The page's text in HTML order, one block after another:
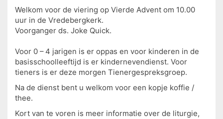
Welkom voor de viering op Vierde Advent om 10.00
uur in de Vredebergkerk.
Voorganger ds. Joke Quick.
Voor 0 – 4 jarigen is er oppas en voor kinderen in de
basisschoolleeftijd is er kindernevendienst. Voor
tieners is er deze morgen Tienergespreksgroep.
Na de dienst bent u welkom voor een kopje koffie /
thee.
Kort van te voren is meer informatie over de liturgie,